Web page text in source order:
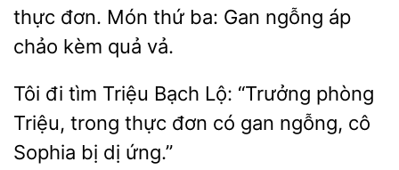
thực đơn. Món thứ ba: Gan ngỗng áp
kèm quả
Tôi đi
Triệu Bạch Lộ: “Trưởng phòng
Triệu, trong thực đơn có gan ngỗng,
Sophia
dị ứng.”